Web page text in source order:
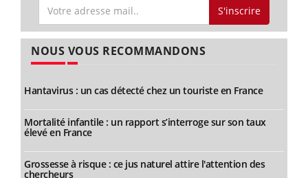
S'inscrire
NOUS VOUS RECOMMANDONS
Hantavirus : un cas détecté chez un touriste en France
Mortalité infantile : un rapport s’interroge sur son taux
élevé en France
Grossesse à risque : ce jus naturel attire l'attention des
chercheurs